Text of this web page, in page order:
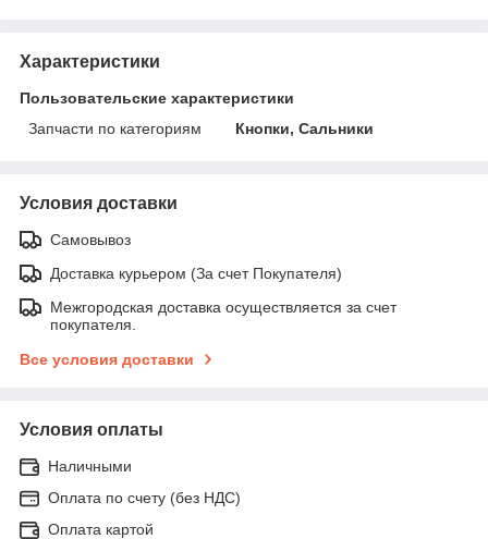
Характеристики
Пользовательские характеристики
Запчасти по категориям
Кнопки, Сальники
Условия доставки
Самовывоз
Доставка курьером (За счет Покупателя)
Межгородская доставка осуществляется за счет
покупателя.
Все условия доставки
Условия оплаты
Наличными
Оплата по счету (без НДС)
Оплата картой